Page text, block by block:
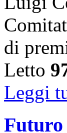
di
Letto
Leggi
Futuro